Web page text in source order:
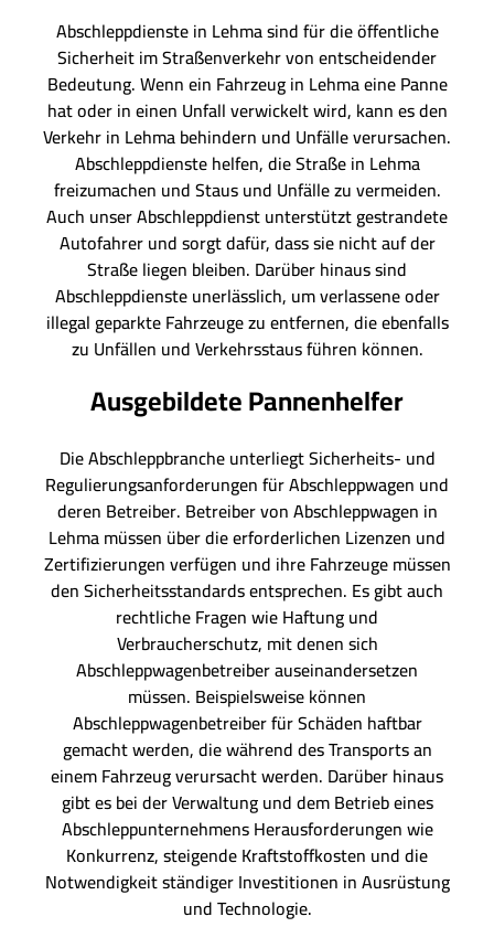
Abschleppdienste in Lehma sind für die öffentliche
Sicherheit im Straßenverkehr von entscheidender
Bedeutung. Wenn ein Fahrzeug in Lehma eine Panne
hat oder in einen Unfall verwickelt wird, kann es den
Verkehr in Lehma behindern und Unfälle verursachen.
Abschleppdienste helfen, die Straße in Lehma
freizumachen und Staus und Unfälle zu vermeiden.
Auch unser Abschleppdienst unterstützt gestrandete
Autofahrer und sorgt dafür, dass sie nicht auf der
Straße liegen bleiben. Darüber hinaus sind
Abschleppdienste unerlässlich, um verlassene oder
illegal geparkte Fahrzeuge zu entfernen, die ebenfalls
zu Unfällen und Verkehrsstaus führen können.
Ausgebildete Pannenhelfer
Die Abschleppbranche unterliegt Sicherheits- und
Regulierungsanforderungen für Abschleppwagen und
deren Betreiber. Betreiber von Abschleppwagen in
Lehma müssen über die erforderlichen Lizenzen und
Zertifizierungen verfügen und ihre Fahrzeuge müssen
den Sicherheitsstandards entsprechen. Es gibt auch
rechtliche Fragen wie Haftung und
Verbraucherschutz, mit denen sich
Abschleppwagenbetreiber auseinandersetzen
müssen. Beispielsweise können
Abschleppwagenbetreiber für Schäden haftbar
gemacht werden, die während des Transports an
einem Fahrzeug verursacht werden. Darüber hinaus
gibt es bei der Verwaltung und dem Betrieb eines
Abschleppunternehmens Herausforderungen wie
Konkurrenz, steigende Kraftstoffkosten und die
Notwendigkeit ständiger Investitionen in Ausrüstung
und Technologie.